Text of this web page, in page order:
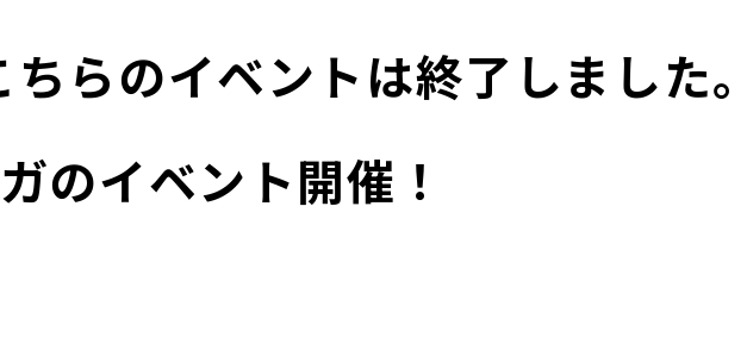
ちらのイベントは終了しました
のイベント開催！